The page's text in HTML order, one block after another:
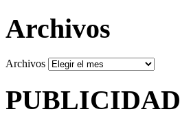
Archivos
Archivos
PUBLICIDAD